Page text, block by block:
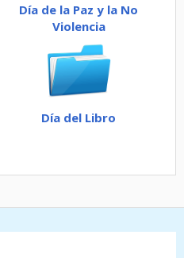
Día de la Paz y la No
Violencia
Día del Libro